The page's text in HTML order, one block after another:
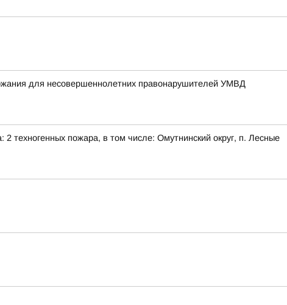
для несовершеннолетних правонарушителей УМВД
техногенных пожара, в том числе: Омутнинский округ, п. Лесные